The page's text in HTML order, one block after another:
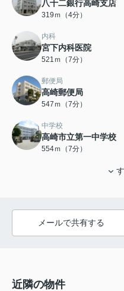
八十二銀行高崎支店
319ｍ（4分）
内科
宮下内科医院
521ｍ（7分）
郵便局
高崎郵便局
547ｍ（7分）
中学校
高崎市立第一中学校
554ｍ（7分）
メールで共有する
近隣の物件